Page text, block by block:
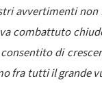
avvertimenti
combattuto
di
fra tutti il grande